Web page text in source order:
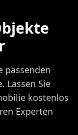
passenden
Lassen Sie
kostenlos
Experten